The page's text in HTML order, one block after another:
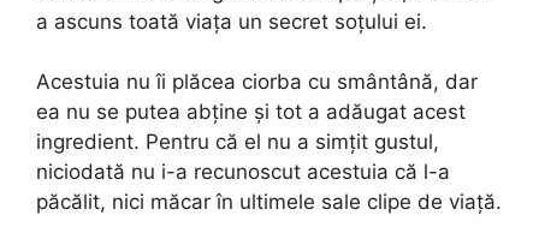
a ascuns toată viața un secret soțului ei.
Acestuia nu îi plăcea ciorba cu smântână, dar
ea nu se putea abține și tot a adăugat acest
ingredient. Pentru că el nu a simțit gustul,
niciodată nu i-a recunoscut acestuia că l-a
păcălit, nici măcar în ultimele sale clipe de viață.